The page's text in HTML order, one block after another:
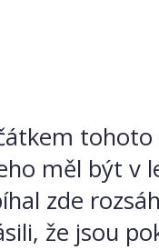
měl být v
zde
že jsou